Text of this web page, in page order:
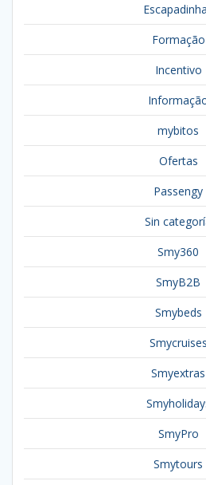
Formação
Incentivo
mybitos
Ofertas
Passengy
Sin
Smy360
SmyB2B
Smybeds
Smycruises
Smyextras
SmyPro
Smytours